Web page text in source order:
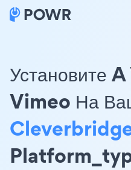
Установите
Vimeo На